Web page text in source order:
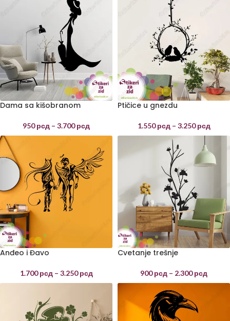
Dama sa kišobranom
950рсд – 3.700рсд
Ptičice u gnezdu
1.550рсд – 3.250рсд
Anđeo i Đavo
1.700рсд – 3.250рсд
Cvetanje trešnje
900рсд – 2.300рсд